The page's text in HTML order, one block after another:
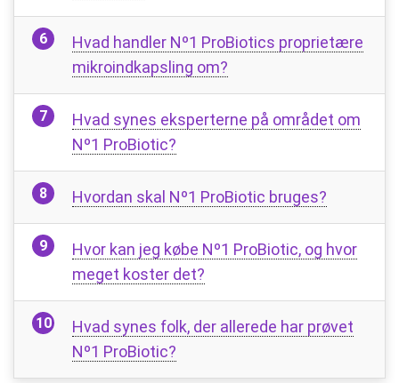
Hvad handler Nº1 ProBiotics proprietære
mikroindkapsling om?
Hvad synes eksperterne på området om
Nº1 ProBiotic?
Hvordan skal Nº1 ProBiotic bruges?
Hvor kan jeg købe Nº1 ProBiotic, og hvor
meget koster det?
Hvad synes folk, der allerede har prøvet
Nº1 ProBiotic?